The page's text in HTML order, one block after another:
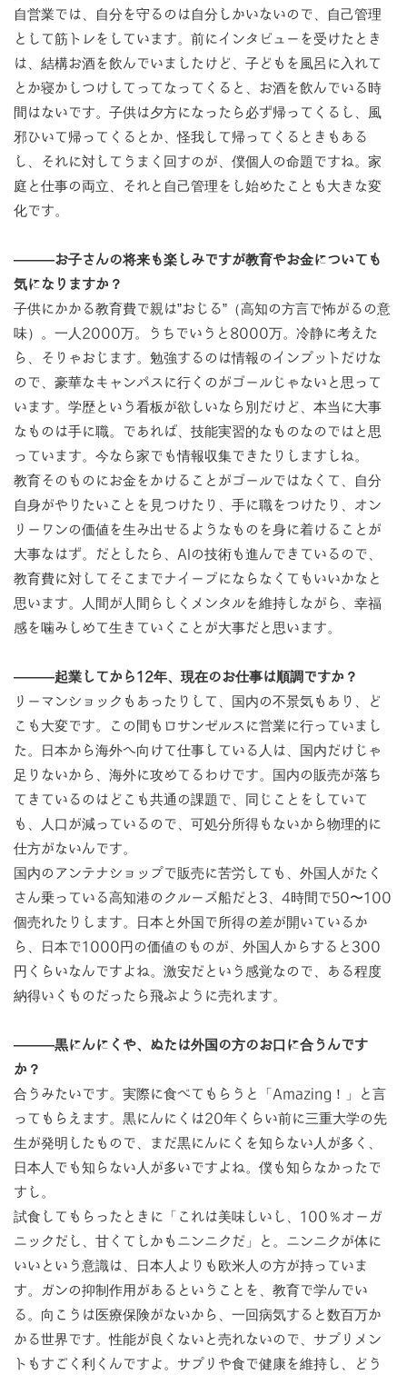
自営業では、自分を守るのは自分しかいないので、自己管理
として筋トレをしています。前にインタビューを受けたとき
は、結構お酒を飲んでいましたけど、子どもを風呂に入れて
とか寝かしつけしてってなってくると、お酒を飲んでいる時
間はないです。子供は夕方になったら必ず帰ってくるし、風
邪ひいて帰ってくるとか、怪我して帰ってくるときもある
し、それに対してうまく回すのが、僕個人の命題ですね。家
庭と仕事の両立、それと自己管理をし始めたことも大きな変
化です。
―――お子さんの将来も楽しみですが教育やお金についても
気になりますか？
子供にかかる教育費で親は”おじる”（高知の方言で怖がるの意
味）。一人2000万。うちでいうと8000万。冷静に考えた
ら、そりゃおじます。勉強するのは情報のインプットだけな
ので、豪華なキャンパスに行くのがゴールじゃないと思って
います。学歴という看板が欲しいなら別だけど、本当に大事
なものは手に職。であれば、技能実習的なものなのではと思
っています。今なら家でも情報収集できたりしますしね。
教育そのものにお金をかけることがゴールではなくて、自分
自身がやりたいことを見つけたり、手に職をつけたり、オン
リーワンの価値を生み出せるようなものを身に着けることが
大事なはず。だとしたら、AIの技術も進んできているので、
教育費に対してそこまでナイーブにならなくてもいいかなと
思います。人間が人間らしくメンタルを維持しながら、幸福
感を噛みしめて生きていくことが大事だと思います。
―――起業してから12年、現在のお仕事は順調ですか？
リーマンショックもあったりして、国内の不景気もあり、ど
こも大変です。この間もロサンゼルスに営業に行っていまし
た。日本から海外へ向けて仕事している人は、国内だけじゃ
足りないから、海外に攻めてるわけです。国内の販売が落ち
てきているのはどこも共通の課題で、同じことをしていて
も、人口が減っているので、可処分所得もないから物理的に
仕方がないんです。
国内のアンテナショップで販売に苦労しても、外国人がたく
さん乗っている高知港のクルーズ船だと3、4時間で50〜100
個売れたりします。日本と外国で所得の差が開いているか
ら、日本で1000円の価値のものが、外国人からすると300
円くらいなんですよね。激安だという感覚なので、ある程度
納得いくものだったら飛ぶように売れます。
―――黒にんにくや、ぬたは外国の方のお口に合うんです
か？
合うみたいです。実際に食べてもらうと「Amazing！」と言
ってもらえます。黒にんにくは20年くらい前に三重大学の先
生が発明したもので、まだ黒にんにくを知らない人が多く、
日本人でも知らない人が多いですよね。僕も知らなかったで
すし。
試食してもらったときに「これは美味しいし、100％オーガ
ニックだし、甘くてしかもニンニクだ」と。ニンニクが体に
いいという意識は、日本人よりも欧米人の方が持っていま
す。ガンの抑制作用があるということを、教育で学んでい
る。向こうは医療保険がないから、一回病気すると数百万か
かる世界です。性能が良くないと売れないので、サプリメン
トもすごく利くんですよ。サプリや食で健康を維持し、どう